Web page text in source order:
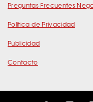
Preguntas Frecuentes
Política de Privacidad
Publicidad
Contacto